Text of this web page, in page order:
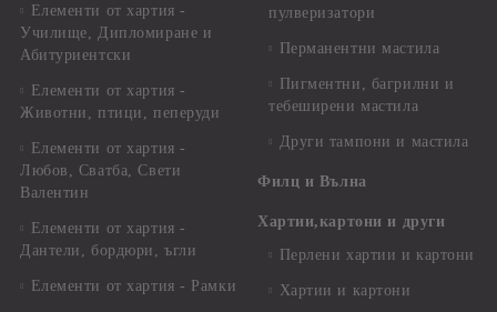
Елементи от хартия -
Училище, Дипломиране и
Абитуриентски
Елементи от хартия -
Животни, птици, пеперуди
Елементи от хартия -
Любов, Сватба, Свети
Валентин
Елементи от хартия -
Дантели, бордюри, ъгли
Елементи от хартия - Рамки
пулверизатори
Перманентни мастила
Пигментни, багрилни и
тебеширени мастила
Други тампони и мастила
Филц и Вълна
Хартии,картони и други
Перлени хартии и картони
Хартии и картони